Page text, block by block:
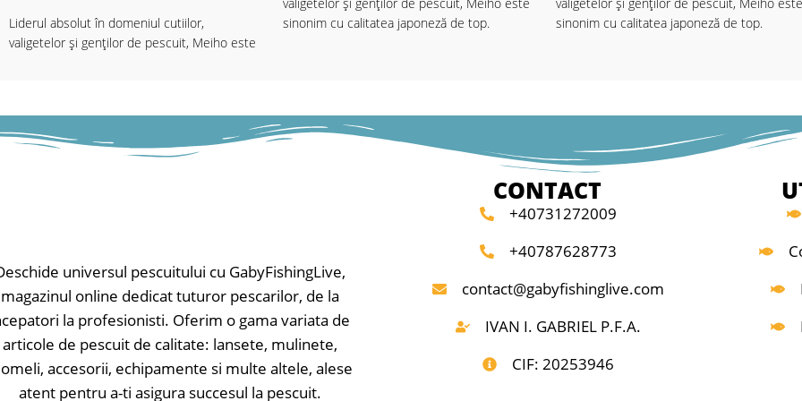
Liderul absolut în domeniul cutiilor,
valigetelor și genților de pescuit, Meiho este
ultimă generație,foarte rezistent, tratat UV
pentru a vă proteja nălucile de efectele
dăunătoare ale soarelui, echipate cu un
sinonim cu calitatea japoneză de top.
dăunătoare ale soarelui, echipate cu un
sistem revoluționar de balamale, care sunt
Toate cutiile Meiho sunt concepute astfel
încât să se integreze în sistemul lor ingenios
mici poate fi integrată cu usurință în cutiile
Meiho, într-un loc special proiectat pentru
ea.
Design futurist, spații de depozitare unice,
proiectate și fabricate cu o precizie
milimetrică, acestea sunt doar câteva dintre
caracteristicile gamei de cutii Meiho..
sinonim cu calitatea japoneză de top.
dăunătoare ale soarelui, echipate cu un
sistem revoluționar de balamale, care sunt
practic indestructibile.
Toate cutiile Meiho sunt concepute astfel
încât să se integreze în sistemul lor ingenios
mici poate fi integrată cu usurință în cutiile
ea.
Design futurist, spații de depozitare unice,
proiectate și fabricate cu o precizie
universul pescuitului cu GabyFishingLive,
magazinul online dedicat tuturor pescarilor, de la
la profesionisti. Oferim o gama variata de
articole de pescuit de calitate: lansete, mulinete,
accesorii, echipamente si multe altele, alese
atent pentru a-ti asigura succesul la pescuit.
CONTACT
+40731272009
+40787628773
contact@gabyfishinglive.com
IVAN I. GABRIEL P.F.A.
CIF: 20253946